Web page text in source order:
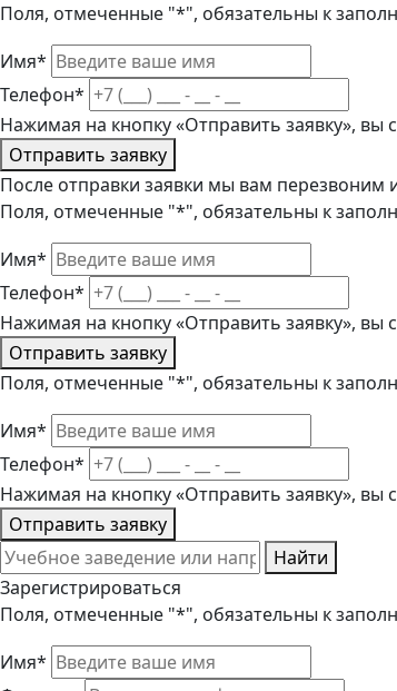
Поля, отмеченные "*", обязательны к
Имя*
Телефон*
Нажимая на кнопку «Отправить заявку», вы
Отправить заявку
После отправки заявки мы вам
Поля, отмеченные "*", обязательны к
Имя*
Телефон*
Нажимая на кнопку «Отправить заявку», вы
Отправить заявку
Поля, отмеченные "*", обязательны к
Имя*
Телефон*
Нажимая на кнопку «Отправить заявку», вы
Отправить заявку
Найти
Зарегистрироваться
Поля, отмеченные "*", обязательны к
Имя*